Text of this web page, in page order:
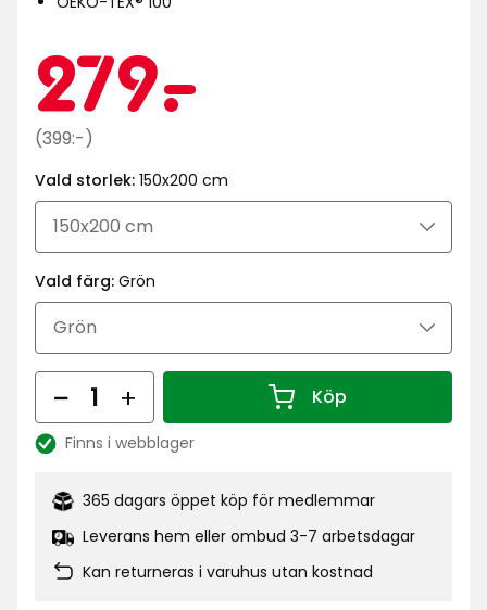
279-
.
kr
Ordinarie
399
(399:-)
Vald storlek: 150x200 cm
Vald färg: Grön
Antal Köp
Antal 1
Lagersaldo:
Finns i webblager
365 dagars öppet köp för medlemmar
Leverans hem eller ombud 3-7 arbetsdagar
Kan returneras i varuhus utan kostnad